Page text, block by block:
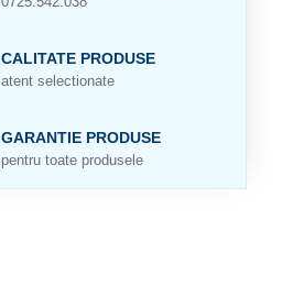
CALITATE PRODUSE
atent selectionate
GARANTIE PRODUSE
pentru toate produsele